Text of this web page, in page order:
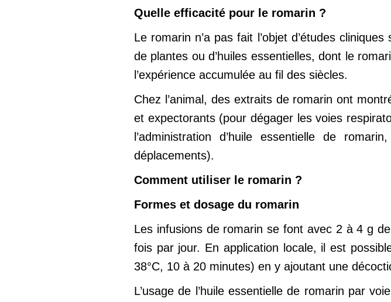
Quelle efficacité pour le romarin ?
Le romarin n’a pas fait l’objet d’études
de plantes ou d’huiles essentielles, dont le
l’expérience accumulée au fil des siècles.
Chez l’animal, des extraits de romarin ont
et expectorants (pour dégager les voies
l’administration d’huile essentielle de
déplacements).
Comment utiliser le romarin ?
Formes et dosage du romarin
Les infusions de romarin se font avec 2 à 4 g
fois par jour. En application locale, il est
38°C, 10 à 20 minutes) en y ajoutant une
L’usage de l’huile essentielle de romarin par